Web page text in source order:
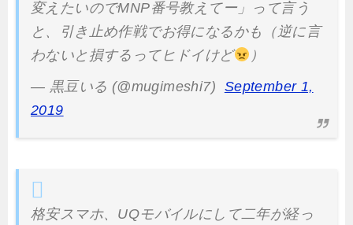
変えたいのでMNP番号教えてー」って言う
と、引き止め作戦でお得になるかも（逆に言
わないと損するってヒドイけど
）
— 黒豆いる (@mugimeshi7) September 1,
2019
格安スマホ、UQモバイルにして二年が経っ